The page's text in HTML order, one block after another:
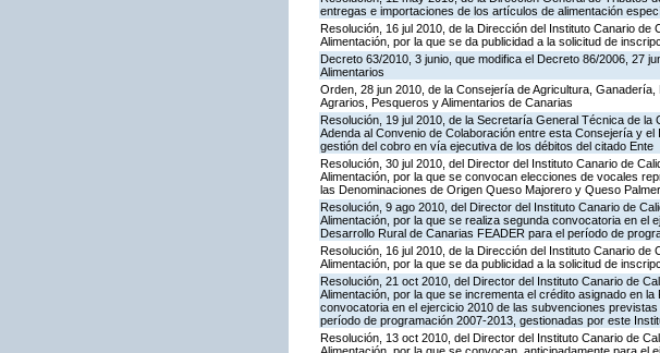
entregas e importaciones de los artículos de alimentación
Resolución, 16 jul 2010, de la Dirección del Instituto Canario
Alimentación, por la que se da publicidad a la solicitud de
Decreto 63/2010, 3 junio, que modifica el Decreto 86/2006, 27
Alimentarios
Orden, 28 jun 2010, de la Consejería de Agricultura,
Agrarios, Pesqueros y Alimentarios de Canarias
Resolución, 19 jul 2010, de la Secretaría General Técnica de
Adenda al Convenio de Colaboración entre esta Consejería y
gestión del cobro en vía ejecutiva de los débitos del citado Ente
Resolución, 30 jul 2010, del Director del Instituto Canario de
Alimentación, por la que se convocan elecciones de vocales
las Denominaciones de Origen Queso Majorero y Queso
Resolución, 9 ago 2010, del Director del Instituto Canario de
Alimentación, por la que se realiza segunda convocatoria en
Desarrollo Rural de Canarias FEADER para el período de
Resolución, 16 jul 2010, de la Dirección del Instituto Canario
Alimentación, por la que se da publicidad a la solicitud de
Resolución, 21 oct 2010, del Director del Instituto Canario de
Alimentación, por la que se incrementa el crédito asignado en
convocatoria en el ejercicio 2010 de las subvenciones
período de programación 2007-2013, gestionadas por este
Resolución, 13 oct 2010, del Director del Instituto Canario de